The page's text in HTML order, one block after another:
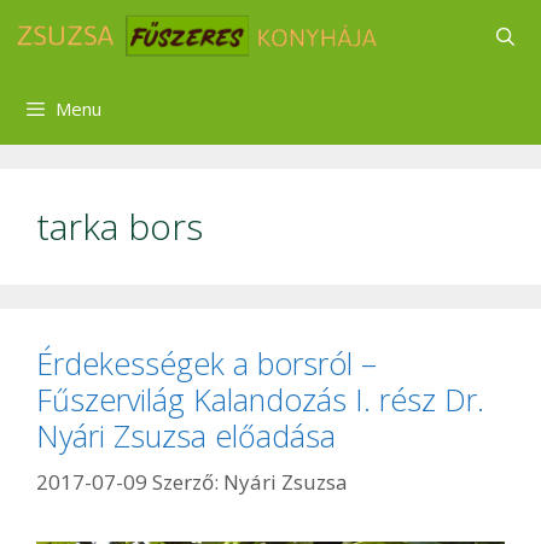
Menu
tarka bors
Érdekességek a borsról –
Fűszervilág Kalandozás I. rész Dr.
Nyári Zsuzsa előadása
2017-07-09 Szerző: Nyári Zsuzsa